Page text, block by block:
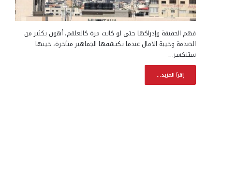
فهم الحقيقة وإدراكها حتى لو كانت مرة كالعلقم، أهون بكثير من
الصدمة وخيبة الآمال عندما تكتشفها الجماهير متأخرة، حينها
ستنكسر…
إقرأ المزيد...